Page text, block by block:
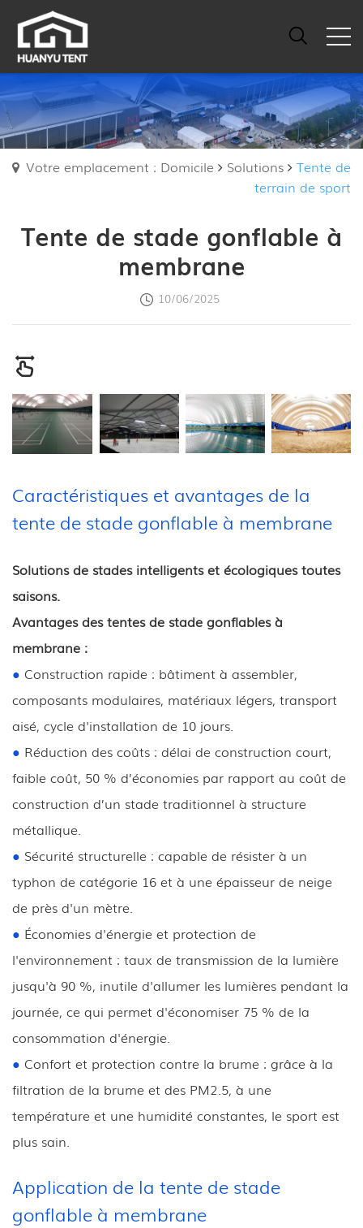
Votre emplacement : Domicile Solutions
Tente de
terrain de sport
Tente de stade gonflable à
membrane
10/06/2025
Caractéristiques et avantages de la
tente de stade gonflable à membrane
Solutions de stades intelligents et écologiques toutes
saisons.
Avantages des tentes de stade gonflables à
membrane :
● Construction rapide : bâtiment à assembler,
composants modulaires, matériaux légers, transport
aisé, cycle d'installation de 10 jours.
● Réduction des coûts : délai de construction court,
faible coût, 50 % d’économies par rapport au coût de
construction d’un stade traditionnel à structure
métallique.
● Sécurité structurelle : capable de résister à un
typhon de catégorie 16 et à une épaisseur de neige
de près d'un mètre.
● Économies d'énergie et protection de
l'environnement : taux de transmission de la lumière
jusqu'à 90 %, inutile d'allumer les lumières pendant la
journée, ce qui permet d'économiser 75 % de la
consommation d'énergie.
● Confort et protection contre la brume : grâce à la
filtration de la brume et des PM2.5, à une
température et une humidité constantes, le sport est
plus sain.
Application de la tente de stade
gonflable à membrane